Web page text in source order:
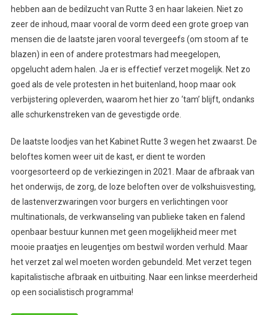
hebben aan de bedilzucht van Rutte 3 en haar lakeien. Niet zo
zeer de inhoud, maar vooral de vorm deed een grote groep van
mensen die de laatste jaren vooral tevergeefs (om stoom af te
blazen) in een of andere protestmars had meegelopen,
opgelucht adem halen. Ja er is effectief verzet mogelijk. Net zo
goed als de vele protesten in het buitenland, hoop maar ook
verbijstering opleverden, waarom het hier zo ‘tam’ blijft, ondanks
alle schurkenstreken van de gevestigde orde.
De laatste loodjes van het Kabinet Rutte 3 wegen het zwaarst. De
beloftes komen weer uit de kast, er dient te worden
voorgesorteerd op de verkiezingen in 2021. Maar de afbraak van
het onderwijs, de zorg, de loze beloften over de volkshuisvesting,
de lastenverzwaringen voor burgers en verlichtingen voor
multinationals, de verkwanseling van publieke taken en falend
openbaar bestuur kunnen met geen mogelijkheid meer met
mooie praatjes en leugentjes om bestwil worden verhuld. Maar
het verzet zal wel moeten worden gebundeld. Met verzet tegen
kapitalistische afbraak en uitbuiting. Naar een linkse meerderheid
op een socialistisch programma!